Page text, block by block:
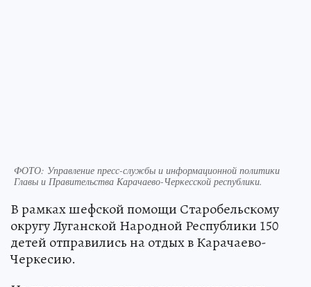
ФОТО: Управление пресс-службы и информационной политики
Главы и Правительства Карачаево-Черкесской республики.
В рамках шефской помощи Старобельскому
округу Луганской Народной Республики 150
детей отправились на отдых в Карачаево-
Черкесию.